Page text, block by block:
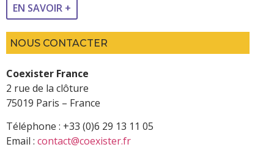
EN SAVOIR +
NOUS CONTACTER
Coexister France
2 rue de la clôture
75019 Paris – France
Téléphone : +33 (0)6 29 13 11 05
Email : contact@coexister.fr